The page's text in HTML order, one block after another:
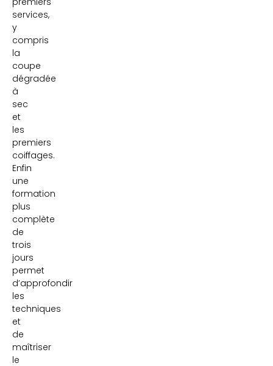
services,
y
compris
la
coupe
dégradée
à
sec
et
les
premiers
coiffages.
Enfin
une
formation
plus
complète
de
trois
jours
permet
d’approfondir
les
techniques
et
de
maîtriser
le